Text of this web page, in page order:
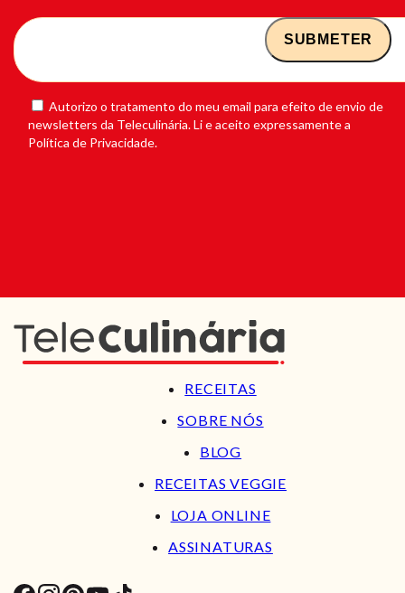
Autorizo o tratamento do meu email para efeito de envio de
newsletters da Teleculinária. Li e aceito expressamente a
Política de Privacidade.
RECEITAS
SOBRE NÓS
BLOG
RECEITAS VEGGIE
LOJA ONLINE
ASSINATURAS